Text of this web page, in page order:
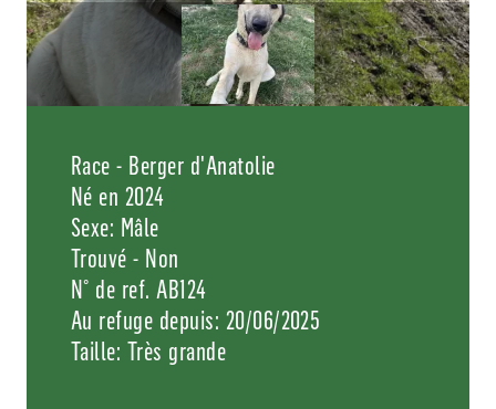
Race - Berger d'Anatolie
Né en 2024
Sexe: Mâle
Trouvé - Non
N° de ref. AB124
Au refuge depuis: 20/06/2025
Taille: Très grande